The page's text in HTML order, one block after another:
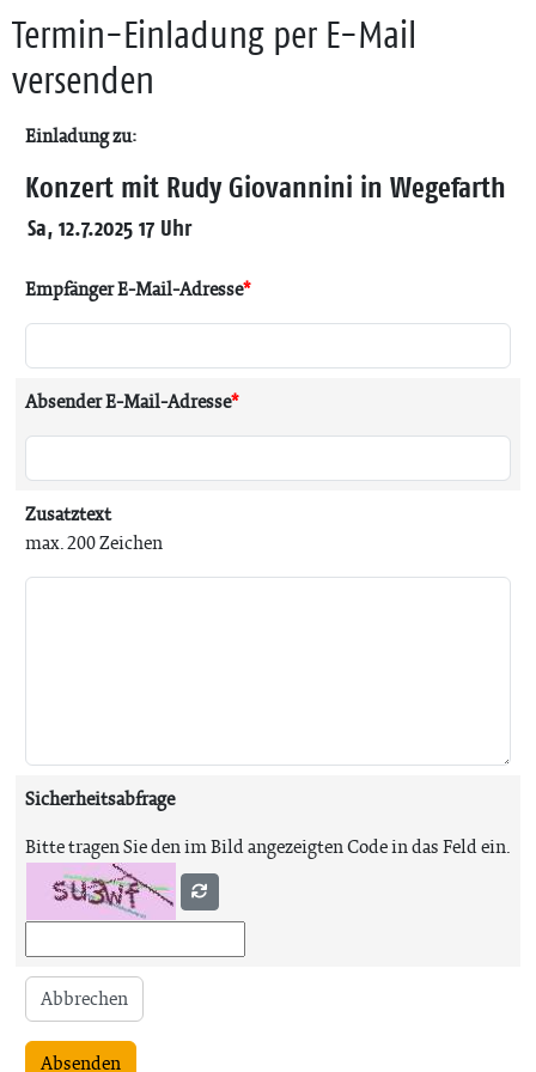
Termin-Einladung per E-Mail
versenden
Einladung zu:
Konzert mit Rudy Giovannini in Wegefarth
Sa, 12.7.2025 17 Uhr
Empfänger E-Mail-Adresse*
Absender E-Mail-Adresse*
Zusatztext
max. 200 Zeichen
Sicherheitsabfrage
Bitte tragen Sie den im Bild angezeigten Code in das Feld ein.
Abbrechen
Absenden